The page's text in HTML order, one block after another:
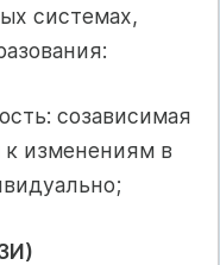
системах,
созависимая
изменениям в